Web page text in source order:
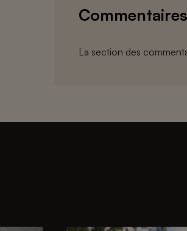
Commentaires
La section des